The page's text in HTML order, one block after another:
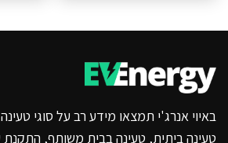
באיוי אנרג'י תמצאו מידע רב על סוגי
טעינה ביתית, טעינה בבית משותף,